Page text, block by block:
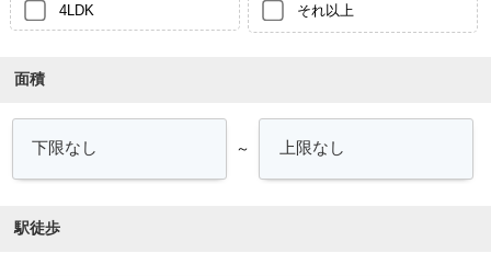
4LDK それ以上
面積
～
駅徒歩